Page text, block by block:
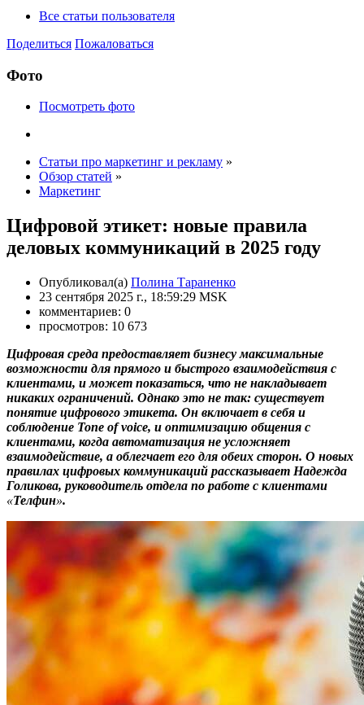
Все статьи пользователя
Поделиться Пожаловаться
Фото
Посмотреть фото
Статьи про маркетинг и рекламу »
Обзор статей »
Маркетинг
Цифровой этикет: новые правила
деловых коммуникаций в 2025 году
Опубликовал(а) Полина Тараненко
23 сентября 2025 г., 18:59:29 MSK
комментариев: 0
просмотров: 10 673
Цифровая среда предоставляет бизнесу максимальные
возможности для прямого и быстрого взаимодействия с
клиентами, и может показаться, что не накладывает
никаких ограничений. Однако это не так: существует
понятие цифрового этикета. Он включает в себя и
соблюдение Tone of voice, и оптимизацию общения с
клиентами, когда автоматизация не усложняет
взаимодействие, а облегчает его для обеих сторон. О новых
правилах цифровых коммуникаций рассказывает Надежда
Голикова, руководитель отдела по работе с клиентами
«Телфин».